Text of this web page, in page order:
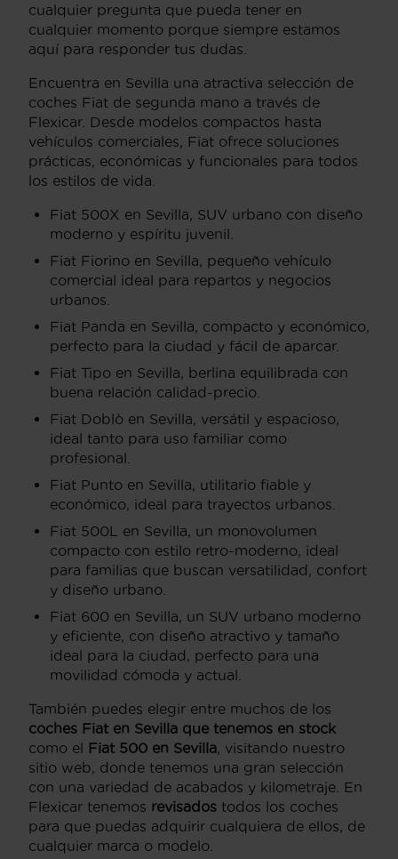
cualquier pregunta que pueda tener en
cualquier momento porque siempre estamos
aquí para responder tus dudas.
Encuentra en Sevilla una atractiva selección de
coches Fiat de segunda mano a través de
Flexicar. Desde modelos compactos hasta
vehículos comerciales, Fiat ofrece soluciones
prácticas, económicas y funcionales para todos
los estilos de vida.
Fiat 500X en Sevilla, SUV urbano con diseño
moderno y espíritu juvenil.
Fiat Fiorino en Sevilla, pequeño vehículo
comercial ideal para repartos y negocios
urbanos.
Fiat Panda en Sevilla, compacto y económico,
perfecto para la ciudad y fácil de aparcar.
Fiat Tipo en Sevilla, berlina equilibrada con
buena relación calidad-precio.
Fiat Doblò en Sevilla, versátil y espacioso,
ideal tanto para uso familiar como
profesional.
Fiat Punto en Sevilla, utilitario fiable y
económico, ideal para trayectos urbanos.
Fiat 500L en Sevilla, un monovolumen
compacto con estilo retro-moderno, ideal
para familias que buscan versatilidad, confort
y diseño urbano.
Fiat 600 en Sevilla, un SUV urbano moderno
y eficiente, con diseño atractivo y tamaño
ideal para la ciudad, perfecto para una
movilidad cómoda y actual.
También puedes elegir entre muchos de los
coches Fiat en Sevilla ​​que tenemos en stock
como el Fiat 500 en Sevilla , visitando nuestro
sitio web, donde tenemos una gran selección
con una variedad de acabados y kilometraje. En
Flexicar tenemos revisados ​​todos los coches
para que puedas adquirir cualquiera de ellos, de
cualquier marca o modelo.